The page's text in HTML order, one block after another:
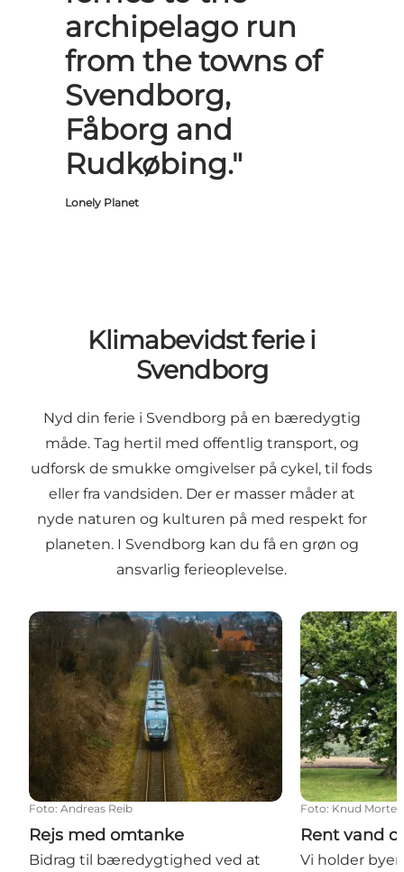
archipelago run
from the towns of
Svendborg,
Fåborg and
Rudkøbing."
Lonely Planet
Klimabevidst ferie i
Svendborg
Nyd din ferie i Svendborg på en bæredygtig
måde. Tag hertil med offentlig transport, og
udforsk de smukke omgivelser på cykel, til fods
eller fra vandsiden. Der er masser måder at
nyde naturen og kulturen på med respekt for
planeten. I Svendborg kan du få en grøn og
ansvarlig ferieoplevelse.
Rejs med omtanke
Foto: Andreas Reib
Rejs med omtanke
Bidrag til bæredygtighed ved at
Rent vand og
Foto: Knud
Rent vand
Vi holder